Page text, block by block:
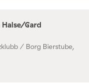
Gard
/ Borg Bierstube,